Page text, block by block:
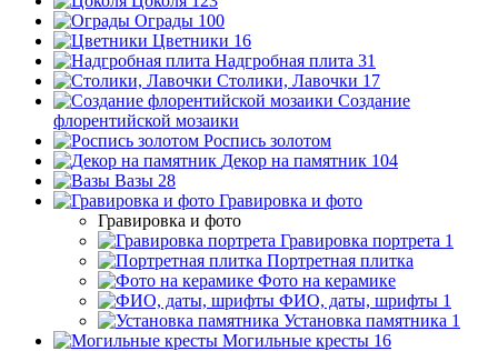
Ограды 100
Цветники 16
Надгробная плита 31
Столики, Лавочки 17
Создание
флорентийской мозаики
Роспись золотом
Декор на памятник 104
Вазы 28
Гравировка и фото
Гравировка и фото
Гравировка портрета 1
Портретная плитка
Фото на керамике
ФИО, даты, шрифты 1
Установка памятника 1
Могильные кресты 16